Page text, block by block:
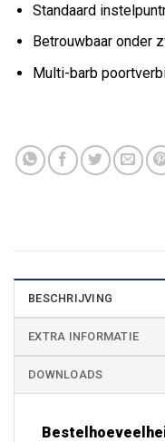
Standaard
Betrouwbaar onder
Multi-barb
BESCHRIJVING
EXTRA INFORMATIE
DOWNLOADS